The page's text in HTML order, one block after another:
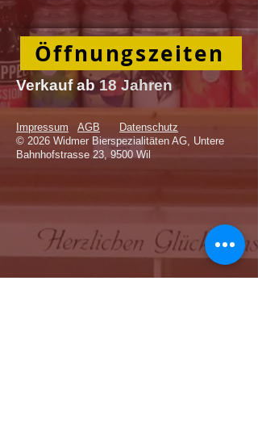
Öffnungszeiten
Verkaufab18 Jahren
Impressum AGB
Datenschutz
© 2026 Widmer Bierspezialitäten AG, Untere
Bahnhofstrasse 23, 9500 Wil